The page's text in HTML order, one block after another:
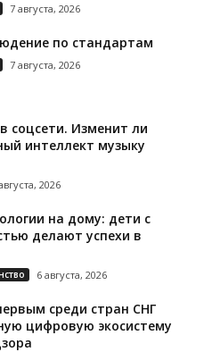
7 августа, 2026
по стандартам
7 августа, 2026
соцсети. Изменит ли
интеллект музыку
2026
на дому: дети с
делают успехи в
6 августа, 2026
среди стран СНГ
цифровую экосистему